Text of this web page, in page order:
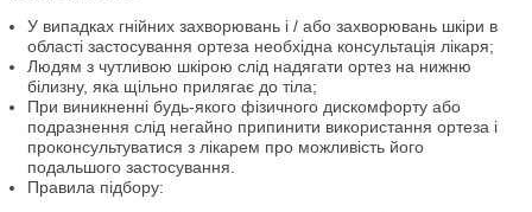
У випадках гнійних захворювань і / або захворювань шкіри в
області застосування ортеза необхідна консультація лікаря;
Людям з чутливою шкірою слід надягати ортез на нижню
білизну, яка щільно прилягає до тіла;
При виникненні будь-якого фізичного дискомфорту або
подразнення слід негайно припинити використання ортеза і
проконсультуватися з лікарем про можливість його
подальшого застосування.
Правила підбору: